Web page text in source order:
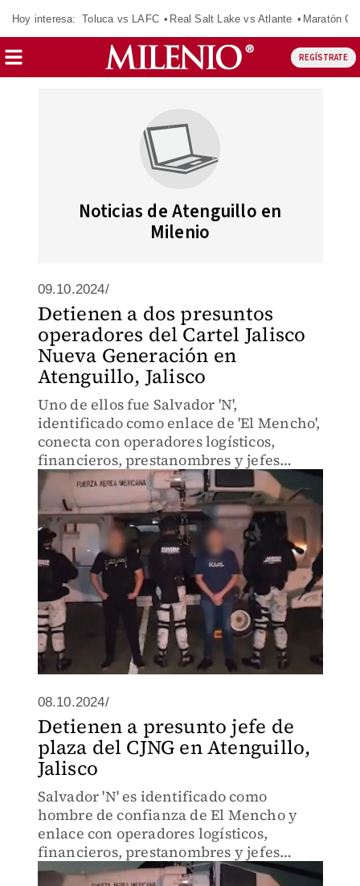
Hoy interesa: Toluca vs LAFC Real Salt Lake vs Atlante Maratón
REGÍSTRATE
Noticias de Atenguillo en
Milenio
09.10.2024/
Detienen a dos presuntos
operadores del Cartel Jalisco
Nueva Generación en
Atenguillo, Jalisco
Uno de ellos fue Salvador 'N',
identificado como enlace de 'El Mencho',
conecta con operadores logísticos,
financieros, prestanombres y jefes
regionales.
08.10.2024/
Detienen a presunto jefe de
plaza del CJNG en Atenguillo,
Jalisco
Salvador 'N' es identificado como
hombre de confianza de El Mencho y
enlace con operadores logísticos,
financieros, prestanombres y jefes
regionales del cártel.